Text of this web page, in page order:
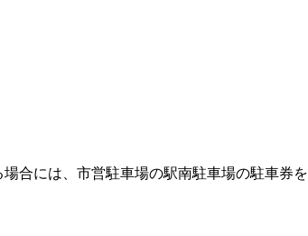
合には、市営駐車場の駅南駐車場の駐車券